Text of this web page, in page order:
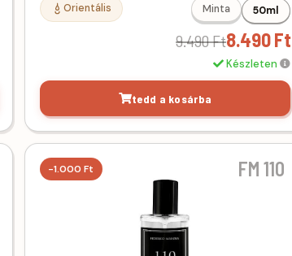
Orientális Minta 50ml
9.490 Ft8.490 Ft
Készleten
tedd a kosárba
-1.000 Ft FM 110